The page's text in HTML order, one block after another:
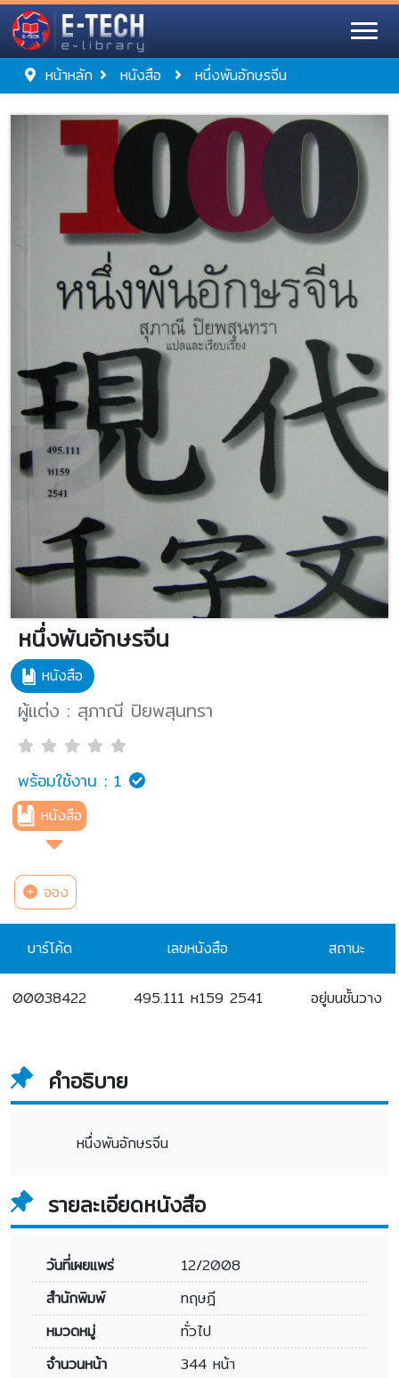
หน้าหลัก หนังสือ หนึ่งพันอักษรจีน
หนึ่งพันอักษรจีน
หนังสือ
ผู้แต่ง : สุภาณี ปิยพสุนทรา
พร้อมใช้งาน : 1
หนังสือ
จอง
บาร์โค้ด เลขหนังสือ สถานะ
00038422 495.111 ห159 2541 อยู่บนชั้นวาง
คำอธิบาย
หนึ่งพันอักษรจีน
รายละเอียดหนังสือ
วันที่เผยแพร่
12/2008
สำนักพิมพ์
ทฤษฎี
หมวดหมู่
ทั่วไป
จำนวนหน้า
344 หน้า